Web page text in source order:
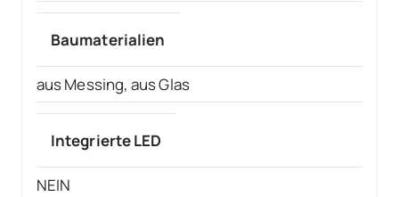
Baumaterialien
aus Messing, aus Glas
Integrierte LED
NEIN